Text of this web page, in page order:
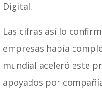
Digital.
Las cifras así lo
empresas había
mundial aceleró este
apoyados por